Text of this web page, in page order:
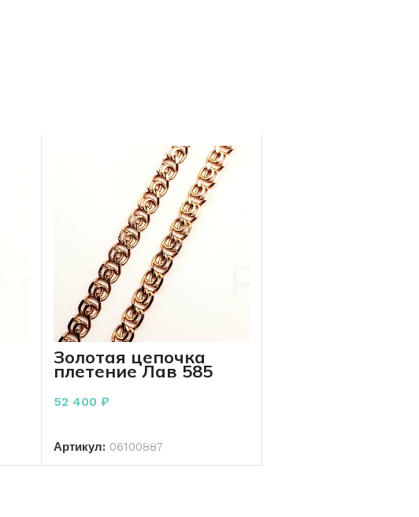
Золотая цепочка
плетение Лав 585
пробы 6.55 грамма 45
см
52 400₽
Артикул: 06100887